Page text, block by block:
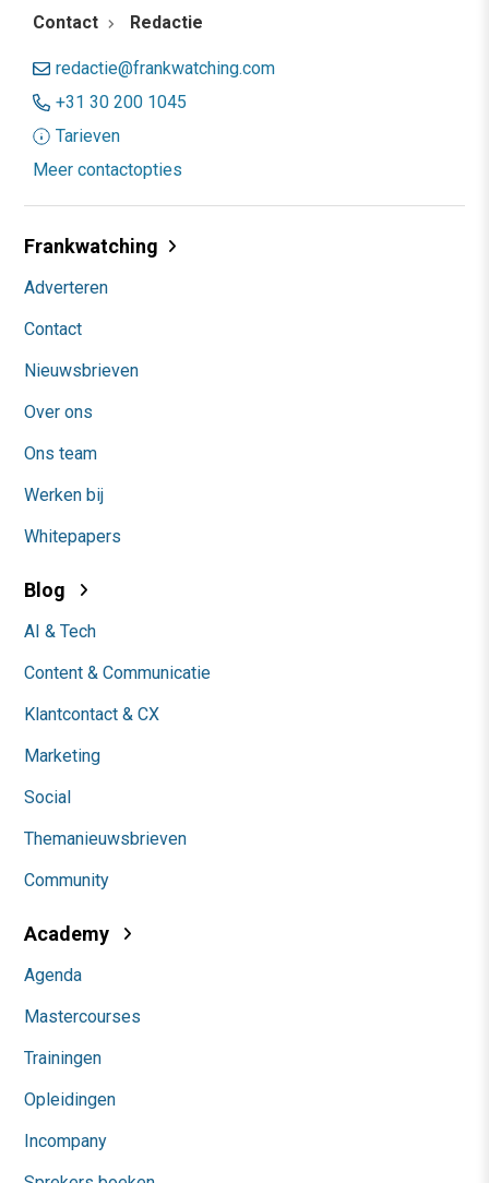
Contact Redactie
redactie@frankwatching.com
+31 30 200 1045
Tarieven
Meer contactopties
Frankwatching
Adverteren
Contact
Nieuwsbrieven
Over ons
Ons team
Werken bij
Whitepapers
Blog
AI & Tech
Content & Communicatie
Klantcontact & CX
Marketing
Social
Themanieuwsbrieven
Community
Academy
Agenda
Mastercourses
Trainingen
Opleidingen
Incompany